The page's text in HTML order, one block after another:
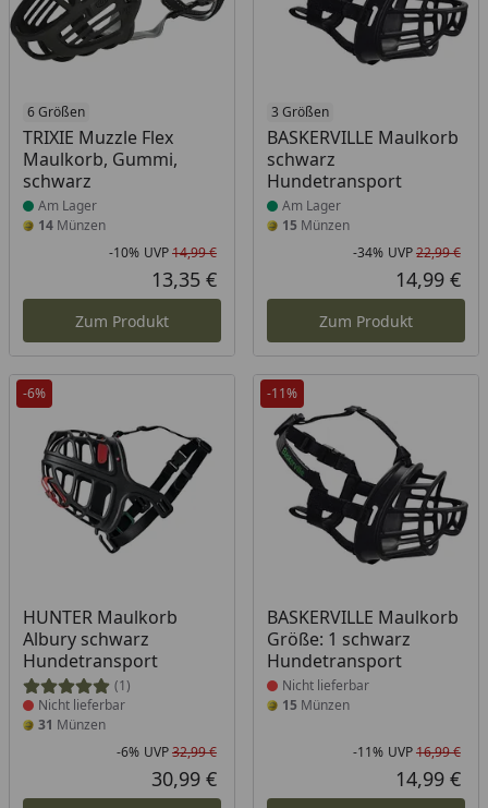
6 Größen
TRIXIE Muzzle Flex
Maulkorb, Gummi,
schwarz
Produkt am Lager
Am Lager
14 Münzen
Rabatt in Prozent
-10%
Ursprünglicher Preis
UVP14,99 €
Aktueller Preis
13,35 €
Zum Produkt
3 Größen
BASKERVILLE Maulkorb
schwarz
Hundetransport
Produkt am Lager
Am Lager
15 Münzen
-34% UVP22,99 €
14,99 €
Zum Produkt
-6%
HUNTER Maulkorb
Albury schwarz
Hundetransport
(1)
Produkt nicht lieferbar
Nicht lieferbar
31 Münzen
Rabatt in Prozent
-6%
Ursprünglicher Preis
UVP32,99 €
Aktueller Preis
30,99 €
-11%
BASKERVILLE Maulkorb
Größe: 1 schwarz
Hundetransport
Produkt nicht lieferbar
Nicht lieferbar
15 Münzen
-11% UVP16,99 €
14,99 €